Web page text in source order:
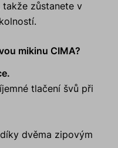
zůstanete v
mikinu CIMA?
tlačení švů při
dvěma zipovým